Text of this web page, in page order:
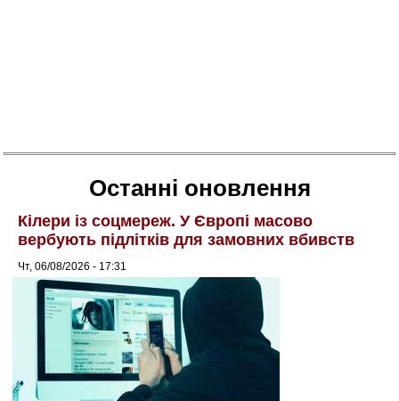
Останні оновлення
Кілери із соцмереж. У Європі масово
вербують підлітків для замовних вбивств
Чт, 06/08/2026 - 17:31